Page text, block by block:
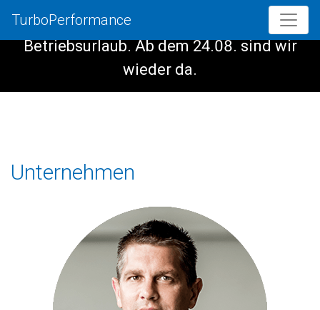
Vom 08.08. - 23.08. haben wir
Betriebsurlaub. Ab dem 24.08. sind wir
wieder da.
TurboPerformance
Unternehmen